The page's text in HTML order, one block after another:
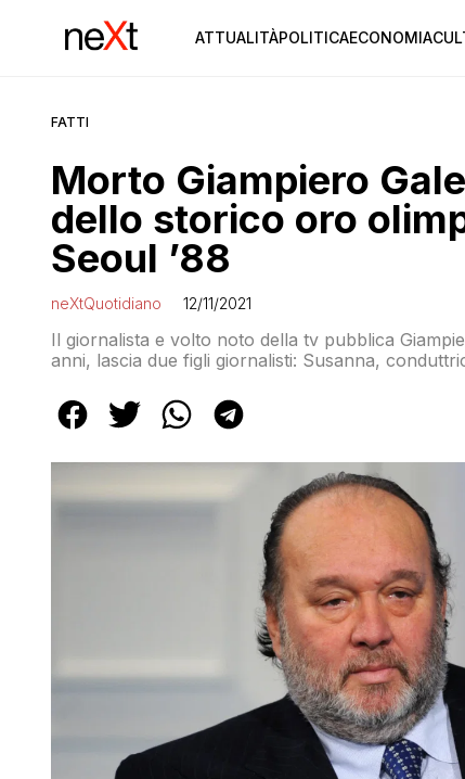
ATTUALITÀPOLITICAECONOMIA
FATTI
Morto Giampiero
dello storico oro
Seoul ’88
neXtQuotidiano 12/11/2021
Il giornalista e volto noto della tv pubblica
anni, lascia due figli giornalisti: Susanna,